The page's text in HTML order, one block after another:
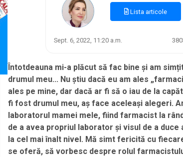
Lista articole
Sept. 6, 2022, 11:20 a.m.
Întotdeauna mi-a plăcut să fac bine și am
drumul meu... Nu știu dacă eu am ales
ales pe mine, dar dacă ar fi să o iau de la
fi fost drumul meu, aș face aceleași alegeri.
laboratorul mamei mele, fiind farmacist la
de a avea propriul laborator și visul de a
la cel mai înalt nivel. Mă simt fericită cu
se oferă, să vorbesc despre rolul